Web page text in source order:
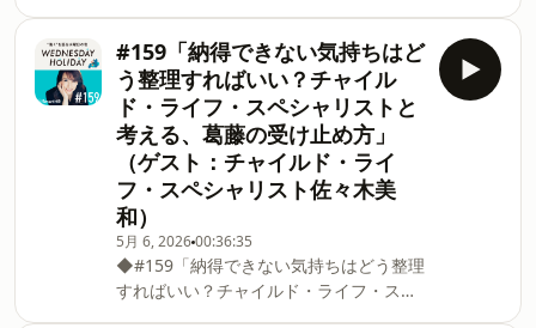
に変化
は、自分なりの問いを持ち、自分の欲望
とつながった状態で動けるようになるこ
とだと語ります。そして、「この人は、
この人なりに全力を尽くしている」と信
頼すること。失敗を避けさせるのではな
く、試行錯誤できる余白をつくることが
大切だと話します。教育現場での実践を
もと
ド・ライフ・スペシャリスト佐々木美
和）概要#160のゲストは、前回に引き続
きチャイルド・ライフ・スペシャリスト
の佐々木美和さん。今回も「納得できな
い」をテーマに、子どもたちが病気や治
療と向き合うために、プロとしてどのよ
うな支援を行っているのかを伺います。
信頼されることを目的にするのではな
く、必要なときに頼れる存在でありた
い。そんな姿勢のもと、佐々木さんは子
どもの気持ちを尊重し続けています。手
#159「納得できない気持ちはど
う整理すればいい？チャイル
ド・ライフ・スペシャリストと
考える、葛藤の受け止め方」
（ゲスト：チャイルド・ライ
フ・スペシャリスト佐々木美
和）
5月 6, 202600:36:35
◆#159「納得できない気持ちはどう整理
すればいい？チャイルド・ライフ・スペ